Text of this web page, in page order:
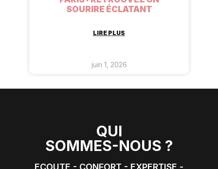
SOURIRE ÉCLATANT
LIRE PLUS
juin 1, 2026
QUI
SOMMES-NOUS ?
ECOUTE - CONFORT - EXPERTISE -